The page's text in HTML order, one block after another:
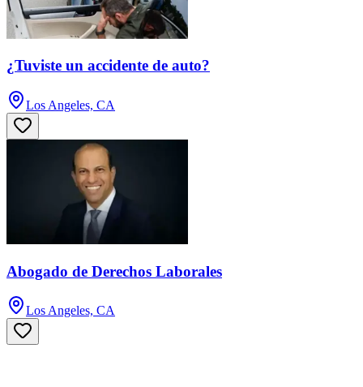
¿Tuviste un accidente de auto?
Los Angeles, CA
Abogado de Derechos Laborales
Los Angeles, CA